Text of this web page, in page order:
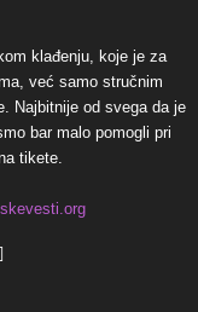
klađenju, koje je za
već samo stručnim
Najbitnije od svega da je
bar malo pomogli pri
tikete.